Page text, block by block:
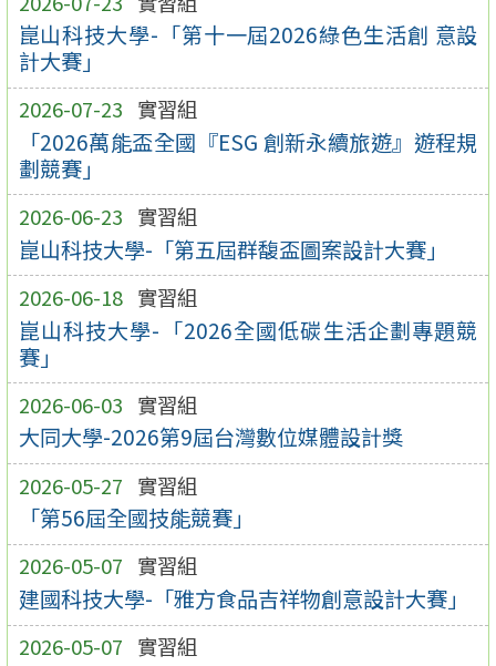
崑山科技大學-「第十一屆2026綠色生活創 意設
計大賽」
2026-07-23 實習組
「2026萬能盃全國『ESG 創新永續旅遊』遊程規
劃競賽」
2026-06-23 實習組
崑山科技大學-「第五屆群馥盃圖案設計大賽」
2026-06-18 實習組
崑山科技大學-「2026全國低碳生活企劃專題競
賽」
2026-06-03 實習組
大同大學-2026第9屆台灣數位媒體設計獎
2026-05-27 實習組
「第56屆全國技能競賽」
2026-05-07 實習組
建國科技大學-「雅方食品吉祥物創意設計大賽」
2026-05-07 實習組